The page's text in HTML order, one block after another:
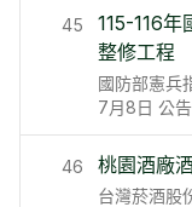
45
115-116
整修工程
國防部憲兵
7月8日 公告
46 桃園酒廠
台灣菸酒股